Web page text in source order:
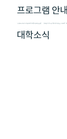
프로그램 안내
대학소식